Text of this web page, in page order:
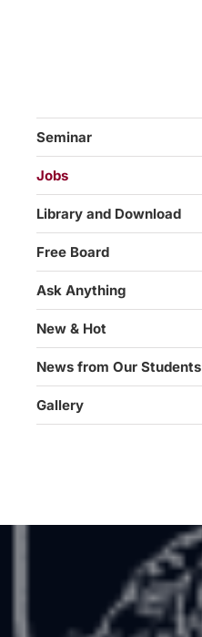
Seminar
Jobs
Library and Download
Free Board
Ask Anything
New & Hot
News from Our Students
Gallery